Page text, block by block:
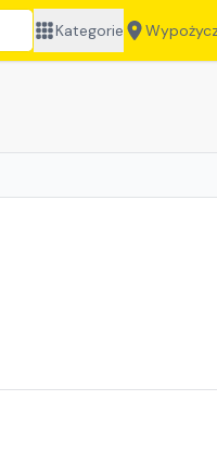
Kategorie